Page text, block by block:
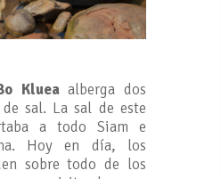
Klueaalberga dos
sal. La sal de este
a todo Siam e
Hoy en día, los
sobre todo de los